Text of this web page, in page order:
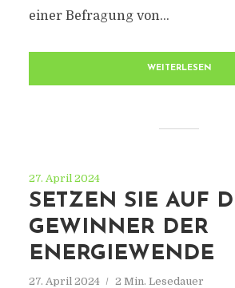
einer Befragung von...
WEITERLESEN
27. April 2024
SETZEN SIE AUF
GEWINNER DER
ENERGIEWENDE
27. April 2024 2 Min. Lesedauer